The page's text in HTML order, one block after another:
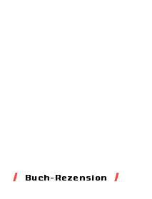
Buch-Rezension